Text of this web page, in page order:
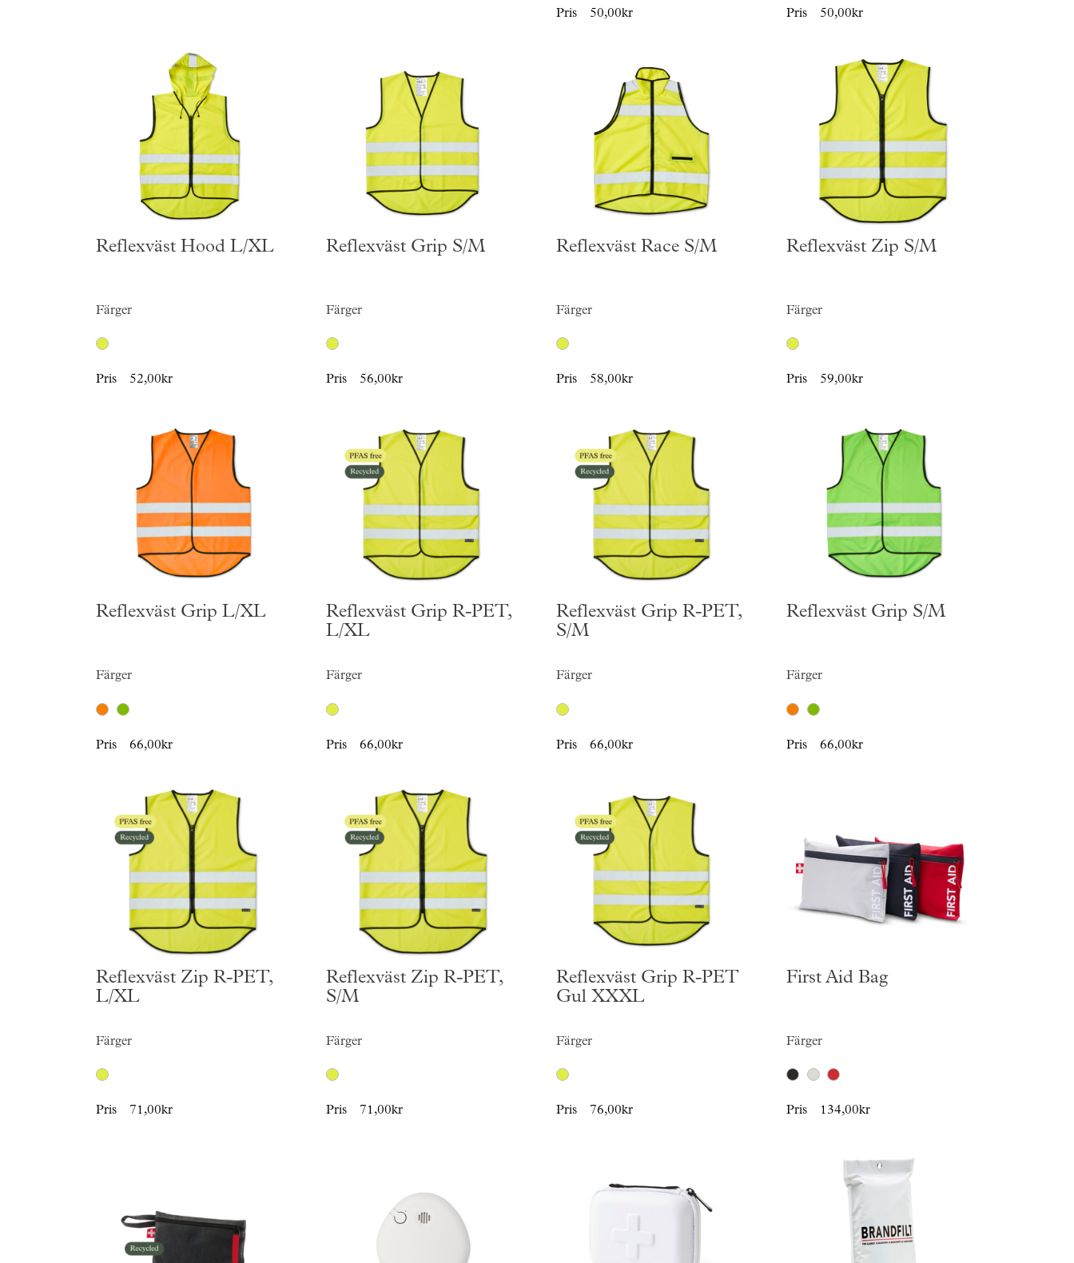
Pris 50,00kr Pris 50,00kr
Reflexväst Hood L/XL
Färger
Pris 52,00kr
Reflexväst Grip S/M
Färger
Pris 56,00kr
Reflexväst Race S/M
Färger
Pris 58,00kr
Reflexväst Zip S/M
Färger
Pris 59,00kr
Reflexväst Grip L/XL
Färger
Pris 66,00kr
Reflexväst Grip R-PET,
L/XL
Färger
Pris 66,00kr
Reflexväst Grip R-PET,
S/M
Färger
Pris 66,00kr
Reflexväst Grip S/M
Färger
Pris 66,00kr
Reflexväst Zip R-PET,
L/XL
Färger
Pris 71,00kr
Reflexväst Zip R-PET,
S/M
Färger
Pris 71,00kr
Reflexväst Grip R-PET
Gul XXXL
Färger
Pris 76,00kr
First Aid Bag
Färger
Pris 134,00kr